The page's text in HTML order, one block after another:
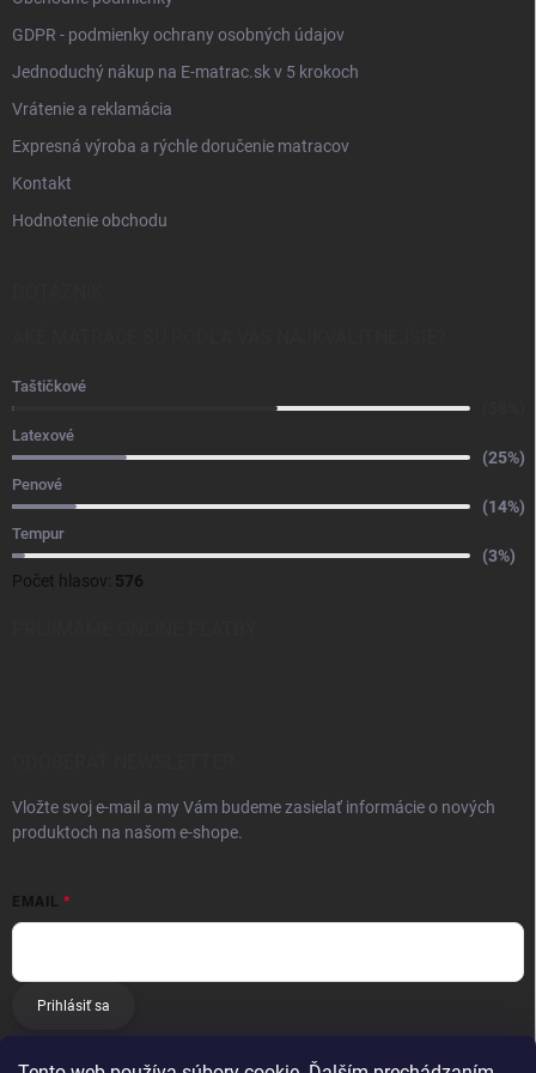
GDPR - podmienky ochrany osobných údajov
Jednoduchý nákup na E-matrac.sk v 5 krokoch
Vrátenie a reklamácia
Expresná výroba a rýchle doručenie matracov
Kontakt
Hodnotenie obchodu
Taštičkové
Latexové
(25%)
Penové
(14%)
Tempur
(3%)
Počet hlasov: 576
Vložte svoj e-mail a my Vám budeme zasielať informácie o nových
produktoch na našom e-shope.
EMAIL
Prihlásiť sa